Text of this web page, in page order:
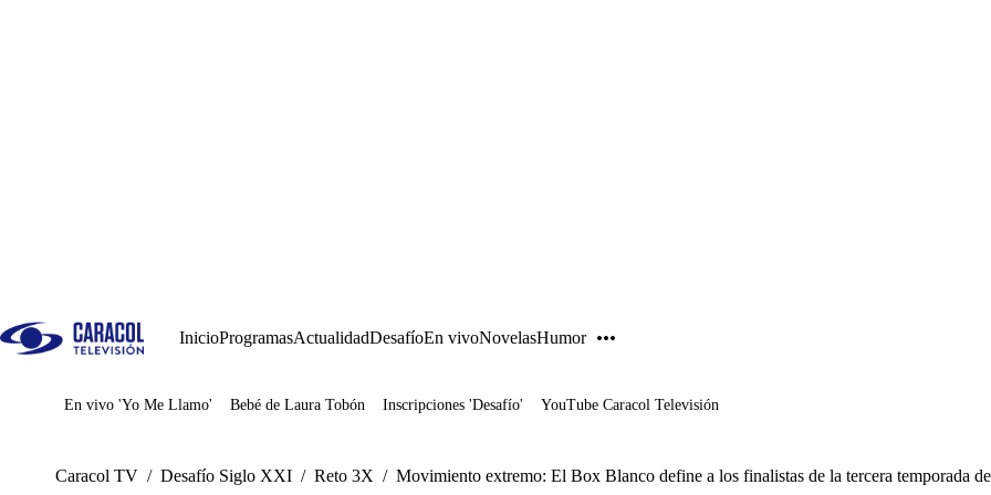
InicioProgramasActualidadDesafíoEn vivoNovelasHumor
Juegos
En vivo 'Yo Me Llamo' Bebé de Laura Tobón Inscripciones 'Desafío' YouTube Caracol Televisión
Caracol TV / Desafío Siglo XXI / Reto 3X / Movimiento extremo: El Box Blanco define a los finalistas de la tercera temporada